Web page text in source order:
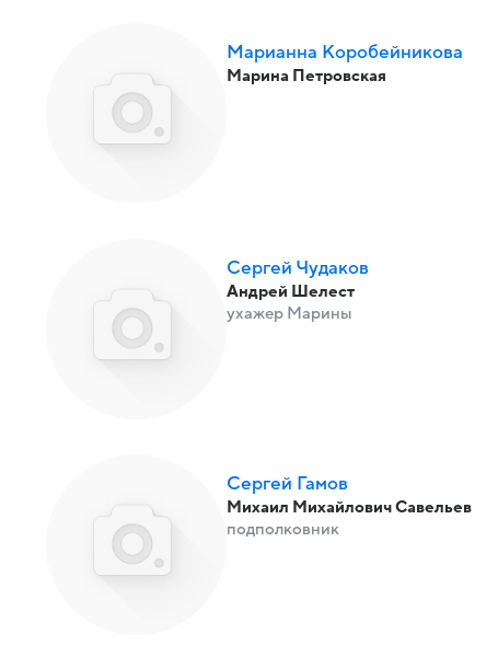
Марианна Коробейникова
Марина Петровская
Сергей Чудаков
Андрей Шелест
ухажер Марины
Сергей Гамов
Михаил Михайлович Савельев
подполковник